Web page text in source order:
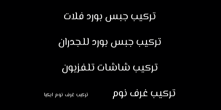
تركيب جبس بورد فلات
تركيب جبس بورد للجدران
تركيب شاشات تلفزيون
تركيب غرف نوم
تركيب غرف نوم ايكيا